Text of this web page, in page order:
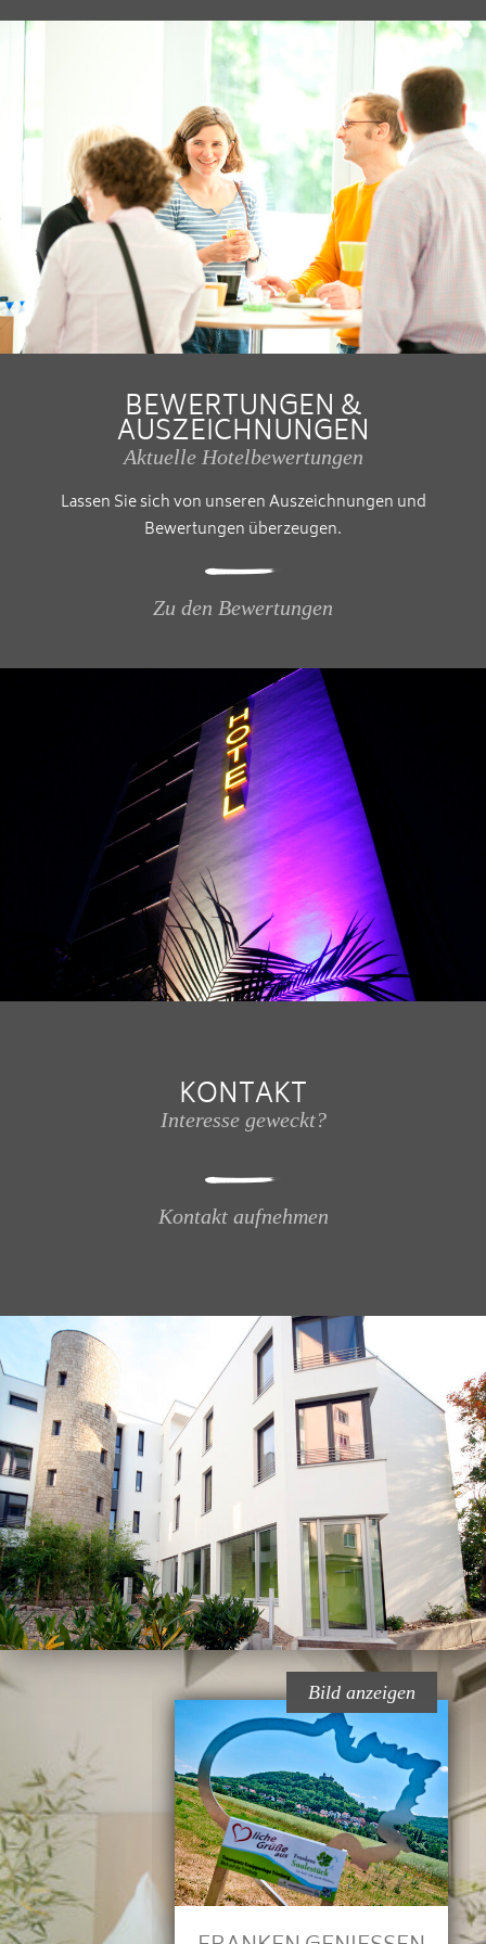
BEWERTUNGEN &
AUSZEICHNUNGEN
Aktuelle Hotelbewertungen
Lassen Sie sich von unseren Auszeichnungen und
Bewertungen überzeugen.
Zu den Bewertungen
KONTAKT
Interesse geweckt?
Kontakt aufnehmen
Bild anzeigen